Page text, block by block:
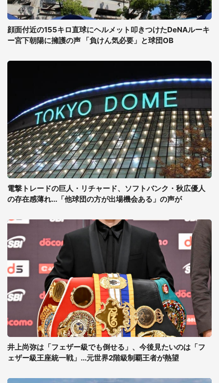
顔面付近の155キロ直球にヘルメット叩きつけたDeNAルーキ
ー宮下朝陽に擁護の声 「負けん気必要」と球団OB
電撃トレードの巨人・リチャード、ソフトバンク・秋広優人
の存在感薄れ...「他球団の方が出場機会ある」の声が
井上尚弥は「フェザー級でも倒せる」、今後見たいのは「フ
ェザー級王座統一戦」...元世界2階級制覇王者が熱望